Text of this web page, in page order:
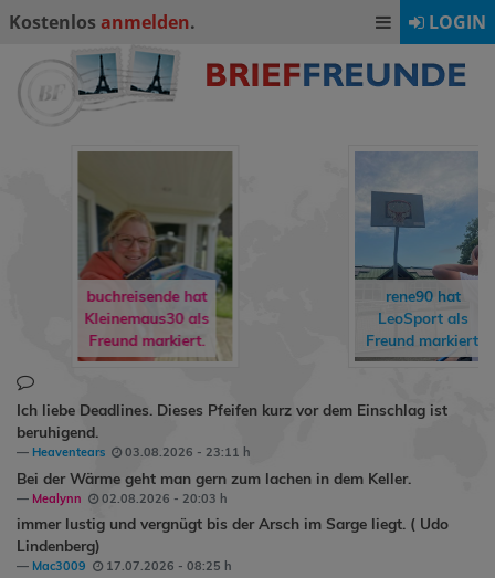
Kostenlos anmelden. LOGIN
rene90hat
LeoSportals
Freund markiert.
buchreisende hat
freddyundfelix
Gästebuch
geschrieben.
Ich liebe Deadlines. Dieses Pfeifen kurz vor dem Einschlag ist
beruhigend.
Heaventears 03.08.2026 - 23:11 h
Bei der Wärme geht man gern zum lachen in dem Keller.
Mealynn 02.08.2026 - 20:03 h
immer lustig und vergnügt bis der Arsch im Sarge liegt. ( Udo
Lindenberg)
Mac3009 17.07.2026 - 08:25 h